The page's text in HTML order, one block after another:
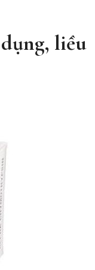
liều